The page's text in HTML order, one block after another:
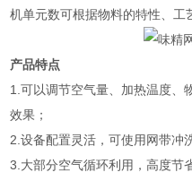
机单元数可根据物料的特性、工
产品特点
1.可以调节空气量、加热温度、
效果；
2.设备配置灵活，可使用网带冲
3.大部分空气循环利用，高度节